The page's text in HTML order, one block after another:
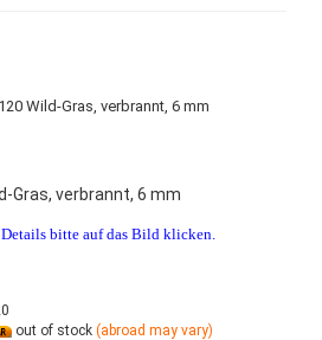
Gras, verbrannt, 6 mm
bitte auf das Bild klicken.
out of stock (abroad may vary)